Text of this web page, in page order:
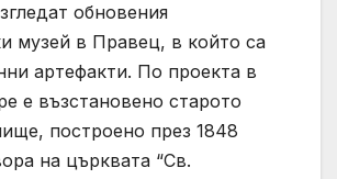
обновения
музей в Правец, в който са
артефакти. По проекта в
е възстановено старото
построено през 1848
на църквата “Св.